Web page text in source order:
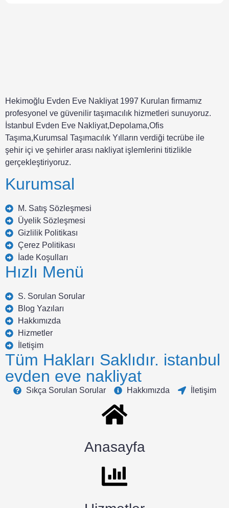
Hekimoğlu Evden Eve Nakliyat 1997 Kurulan firmamız
profesyonel ve güvenilir taşımacılık hizmetleri sunuyoruz.
İstanbul Evden Eve Nakliyat,Depolama,Ofis
Taşıma,Kurumsal Taşımacılık Yılların verdiği tecrübe ile
şehir içi ve şehirler arası nakliyat işlemlerini titizlikle
gerçekleştiriyoruz.
Kurumsal
M. Satış Sözleşmesi
Üyelik Sözleşmesi
Gizlilik Politikası
Çerez Politikası
İade Koşulları
Hızlı Menü
S. Sorulan Sorular
Blog Yazıları
Hakkımızda
Hizmetler
İletişim
Tüm Hakları Saklıdır. istanbul
evden eve nakliyat
Sıkça Sorulan Sorular Hakkımızda İletişim
Anasayfa